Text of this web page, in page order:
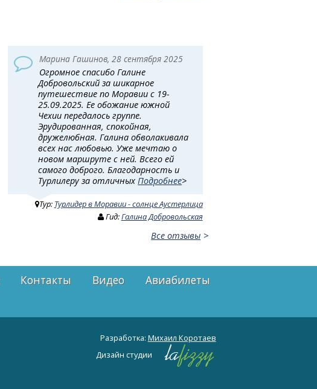
Марина Гашинов, 28 сентября 2025
Огромное спасибо Галине
Добровольский за шикарное
путешествие по Моравии с 19-
25.09.2025. Ее обожание южной
Чехии передалось группе.
Эрудированная, спокойная,
дружелюбная. Галина обволакивала
всех нас любовью. Уже мечтаю о
новом маршруте с ней. Всего ей
самого доброго. Благодарность и
Турлилеру за отличныхПодробнее>
Тур: Турлидер в Моравии - солнце Аустерлица
Гид:Галина Добровольская
Все отзывы
Контакты Видео
Авиабилеты
Разработка: Михаил Коротаев
Дизайн студии